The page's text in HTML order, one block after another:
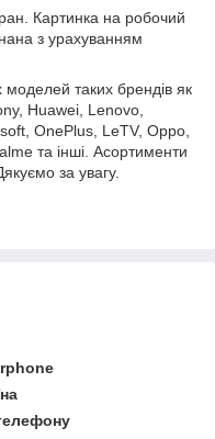
Картинка на робочий
з урахуванням
моделей таких брендів як
Huawei, Lenovo,
OnePlus, LeTV, Oppo,
та інші. Асортименти
за увагу.